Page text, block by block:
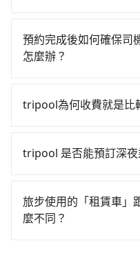
分小黃司機不按表收費
恣意繞路。但如果全程
240元的交通費，所以
交通費用。
時40元路邊停車費用預
能的罰單都需自付。再
或九人座可供選擇，而
樣。另外，偶爾也會遇
小的風險。最後，雖然
使用時還是有其區域的
如改預約tripool可省高
機不按錶計費，約有
的最佳選擇。
擇： 預算：不同交通工
算。計程車最貴，而大
車。 旅行人數：人數多
車，不趕時間即可選用
預約完成後如何確保司
怎麼辦？
派車。在出發前一天晚
繫，可能原本約定的地
tripool為何收費就是比
一次使用tripool的會擔
淘汰顧客評分較低的司
機也絕對不會在車內吸
tripool 是否能預訂深夜
旅步使用的「租賃車」
麼不同？